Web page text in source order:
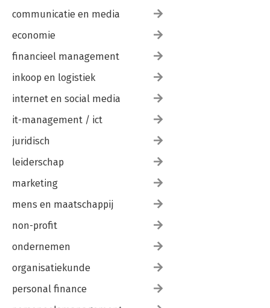
communicatie en media
economie
financieel management
inkoop en logistiek
internet en social media
it-management / ict
juridisch
leiderschap
marketing
mens en maatschappij
non-profit
ondernemen
organisatiekunde
personal finance